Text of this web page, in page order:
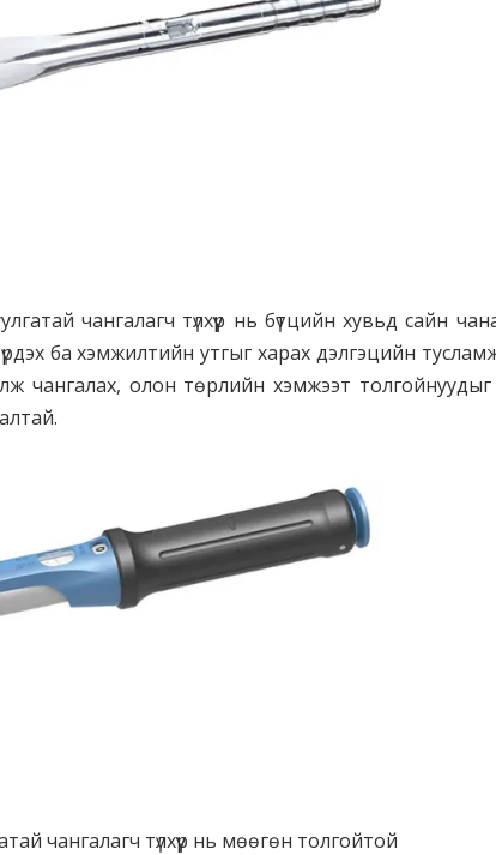
чангалагч түлхүүр нь бүтцийн хувьд сайн
ба хэмжилтийн утгыг харах дэлгэцийн
чангалах, олон төрлийн хэмжээт
чангалагч түлхүүр нь мөөгөн толгойтой